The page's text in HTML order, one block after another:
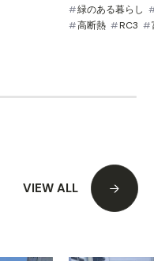
緑のある暮らし
高断熱
RC3
VIEW ALL